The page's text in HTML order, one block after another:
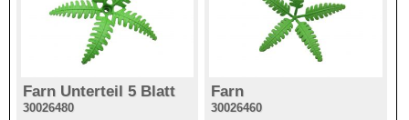
Farn Unterteil 5 Blatt
30026480
Farn
30026460